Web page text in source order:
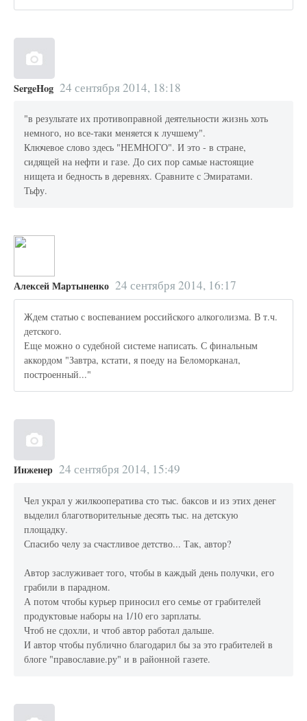
SergeHog 24 сентября 2014, 18:18
"в результате их противоправной деятельности жизнь хоть
немного, но все-таки меняется к лучшему".
Ключевое слово здесь "НЕМНОГО". И это - в стране,
сидящей на нефти и газе. До сих пор самые настоящие
нищета и бедность в деревнях. Сравните с Эмиратами.
Тьфу.
Алексей Мартыненко 24 сентября 2014, 16:17
Ждем статью с воспеванием российского алкоголизма. В т.ч.
детского.
Еще можно о судебной системе написать. С финальным
аккордом "Завтра, кстати, я поеду на Беломорканал,
построенный..."
Инженер 24 сентября 2014, 15:49
Чел украл у жилкооператива сто тыс. баксов и из этих денег
выделил благотворительные десять тыс. на детскую
площадку.
Спасибо челу за счастливое детство... Так, автор?
Автор заслуживает того, чтобы в каждый день получки, его
грабили в парадном.
А потом чтобы курьер приносил его семье от грабителей
продуктовые наборы на 1/10 его зарплаты.
Чтоб не сдохли, и чтоб автор работал дальше.
И автор чтобы публично благодарил бы за это грабителей в
блоге "православие.ру" и в районной газете.